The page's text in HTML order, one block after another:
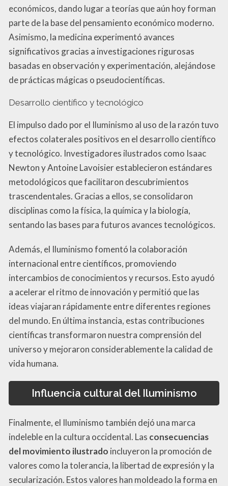
económicos, dando lugar a teorías que aún hoy forman
parte de la base del pensamiento económico moderno.
Asimismo, la medicina experimentó avances
significativos gracias a investigaciones rigurosas
basadas en observación y experimentación, alejándose
de prácticas mágicas o pseudocientíficas.
Desarrollo científico y tecnológico
El impulso dado por el Iluminismo al uso de la razón tuvo
efectos colaterales positivos en el desarrollo científico
y tecnológico. Investigadores ilustrados como Isaac
Newton y Antoine Lavoisier establecieron estándares
metodológicos que facilitaron descubrimientos
trascendentales. Gracias a ellos, se consolidaron
disciplinas como la física, la química y la biología,
sentando las bases para futuros avances tecnológicos.
Además, el Iluminismo fomentó la colaboración
internacional entre científicos, promoviendo
intercambios de conocimientos y recursos. Esto ayudó
a acelerar el ritmo de innovación y permitió que las
ideas viajaran rápidamente entre diferentes regiones
del mundo. En última instancia, estas contribuciones
científicas transformaron nuestra comprensión del
universo y mejoraron considerablemente la calidad de
vida humana.
Influencia cultural del Iluminismo
Finalmente, el Iluminismo también dejó una marca
indeleble en la cultura occidental. Las consecuencias
del movimiento ilustrado incluyeron la promoción de
valores como la tolerancia, la libertad de expresión y la
secularización. Estos valores han moldeado la forma en